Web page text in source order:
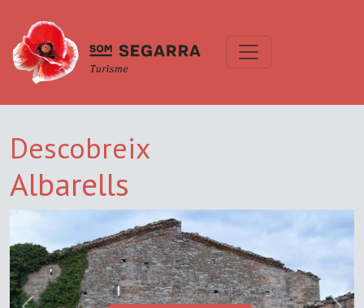
Descobreix
Albarells